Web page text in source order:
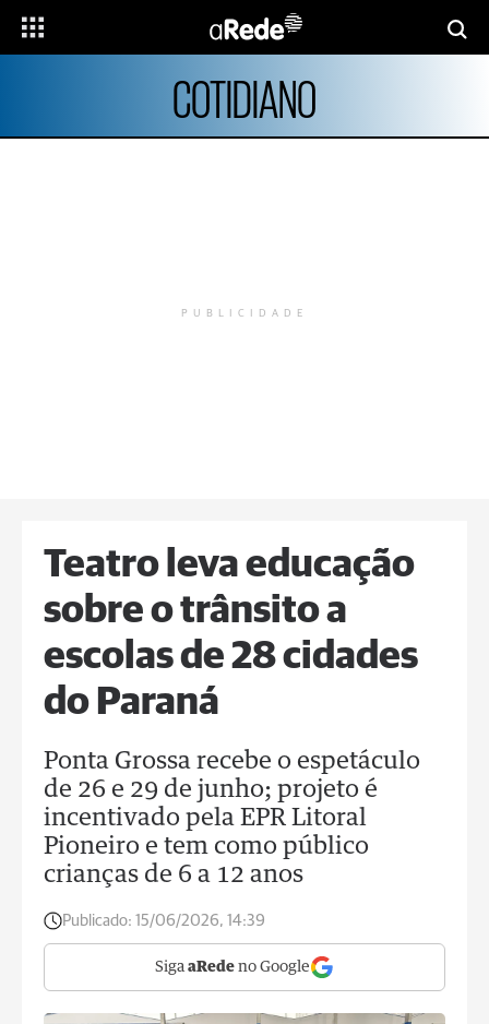
COTIDIANO
PUBLICIDADE
Teatro leva educação
sobre o trânsito a
escolas de 28 cidades
do Paraná
Ponta Grossa recebe o espetáculo
de 26 e 29 de junho; projeto é
incentivado pela EPR Litoral
Pioneiro e tem como público
crianças de 6 a 12 anos
Publicado: 15/06/2026, 14:39
Siga aRede no Google